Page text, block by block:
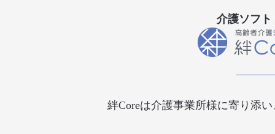
介護ソフ
絆Coreは介護事業所様に寄り添